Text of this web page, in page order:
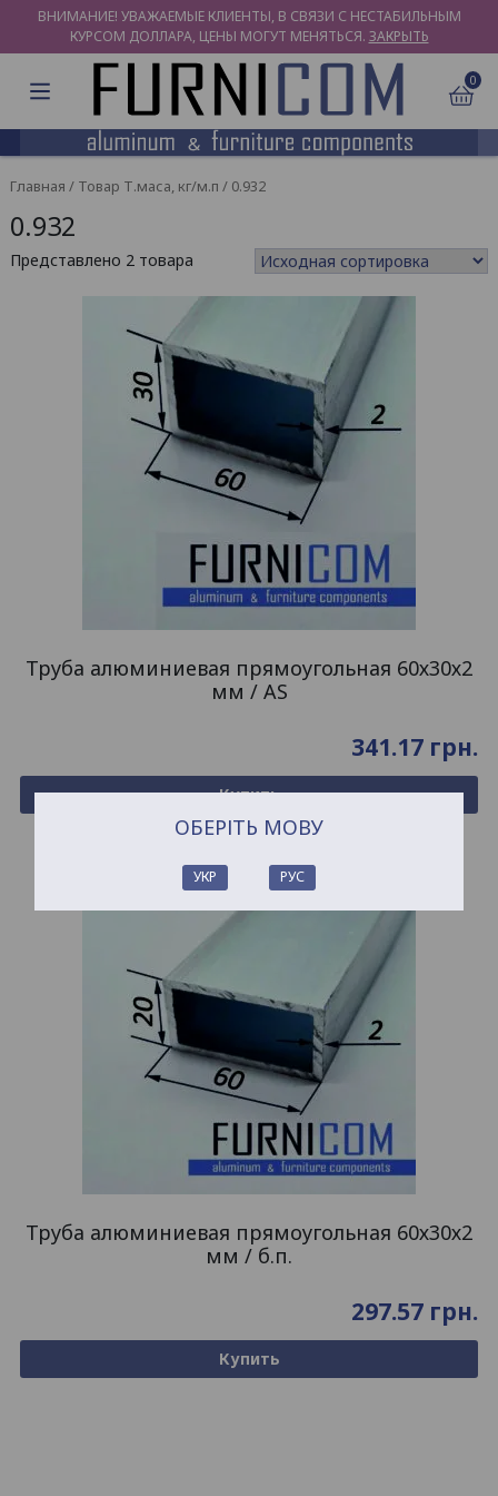
ВНИМАНИЕ! УВАЖАЕМЫЕ КЛИЕНТЫ, В СВЯЗИ С НЕСТАБИЛЬНЫМ
КУРСОМ ДОЛЛАРА, ЦЕНЫ МОГУТ МЕНЯТЬСЯ. ЗАКРЫТЬ
0
Главная / Товар Т.маса, кг/м.п / 0.932
0.932
Представлено 2 товара
Труба алюминиевая прямоугольная 60х30х2
мм / AS
341.17 грн.
Купить
Труба алюминиевая прямоугольная 60х30х2
мм / б.п.
297.57 грн.
Купить
ОБЕРІТЬ МОВУ
УКР РУС